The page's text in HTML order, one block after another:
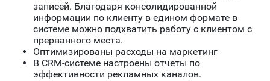
записей. Благодаря консолидированной
информации по клиенту в едином формате в
системе можно подхватить работу с клиентом с
прерванного места.
Оптимизированы расходы на маркетинг
В CRM-системе настроены отчеты по
эффективности рекламных каналов.